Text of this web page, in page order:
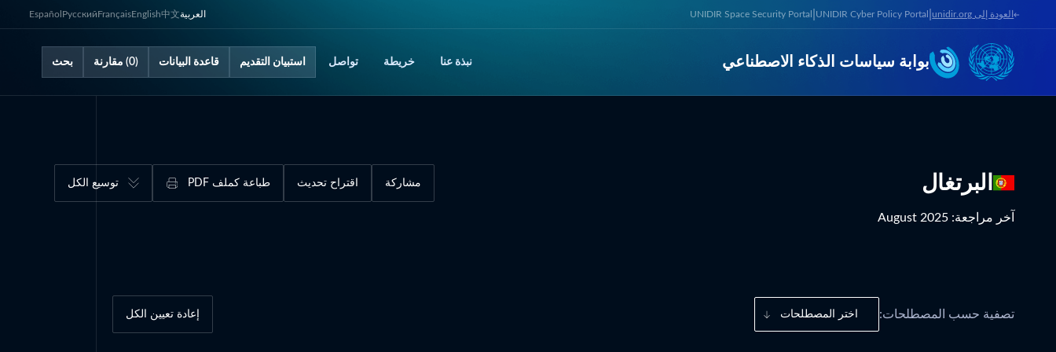
العودة إلى unidir.org |
UNIDIR Cyber Policy Portal
UNIDIR Space Security Portal العربية中文
English
Français
Русский
Español
بوابة سياسات الذكاء الاصطناعي نبذة عنا خريطة تواصل استبيان التقديم قاعدة البيانات (0) مقارنة بحث
البرتغال
آخر مراجعة:
August 2025
مشاركة اقتراح تحديث طباعة كملف PDF توسيع الكل
تصفية حسب المصطلحات: اختر المصطلحات إعادة تعيين الكل